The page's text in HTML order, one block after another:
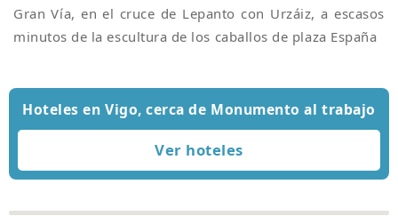
Gran Vía, en el cruce de Lepanto con Urzáiz, a escasos
minutos de la escultura de los caballos de plaza España
Hoteles en Vigo, cerca de Monumento al trabajo